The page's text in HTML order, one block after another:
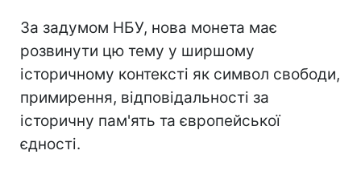
За задумом НБУ, нова монета має
розвинути цю тему у ширшому
історичному контексті як символ свободи,
примирення, відповідальності за
історичну пам'ять та європейської
єдності.